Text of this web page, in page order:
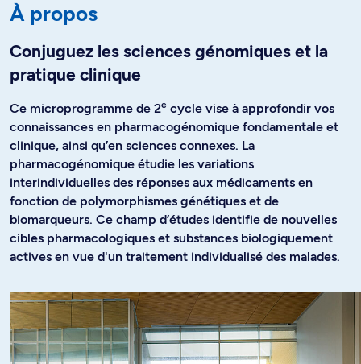
À propos
Conjuguez les sciences génomiques et la
pratique clinique
Ce microprogramme de 2e cycle vise à approfondir vos
connaissances en pharmacogénomique fondamentale et
clinique, ainsi qu’en sciences connexes. La
pharmacogénomique étudie les variations
interindividuelles des réponses aux médicaments en
fonction de polymorphismes génétiques et de
biomarqueurs. Ce champ d’études identifie de nouvelles
cibles pharmacologiques et substances biologiquement
actives en vue d'un traitement individualisé des malades.